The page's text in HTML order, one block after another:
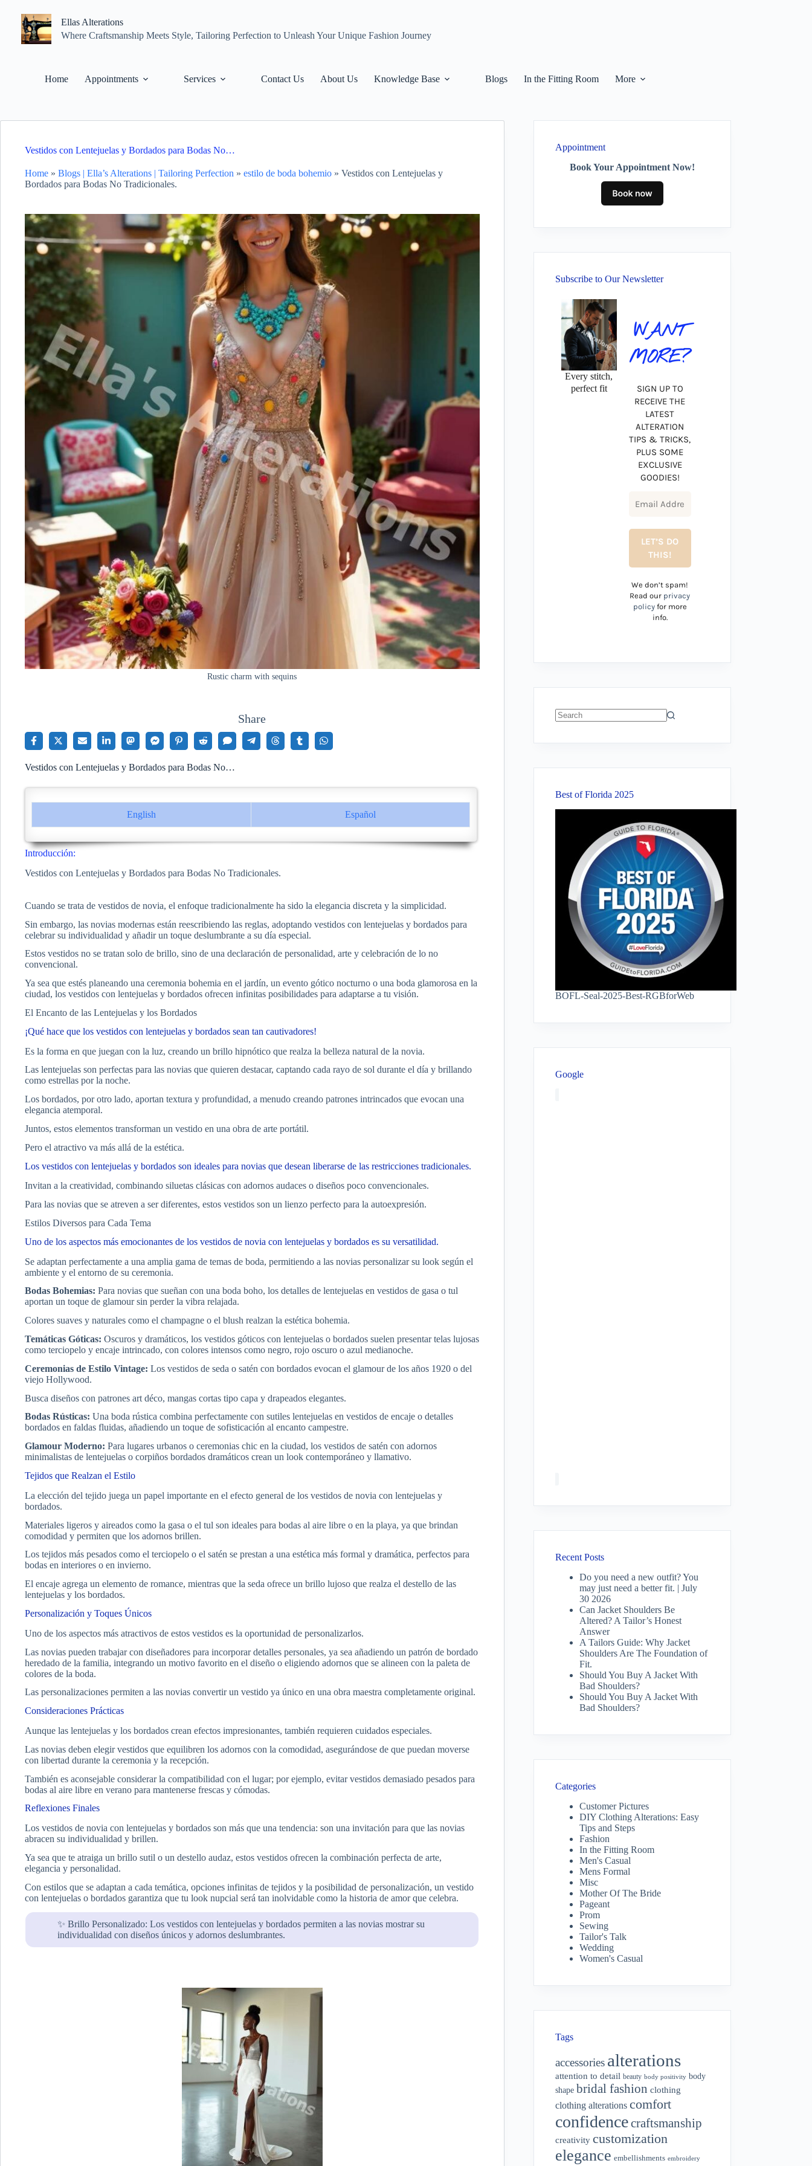
content
Ellas Alterations
Where Craftsmanship Meets Style, Tailoring Perfection to Unleash Your Unique Fashion Journey
Home Appointments Services Contact Us About Us Knowledge Base Blogs In the Fitting Room More
Vestidos con Lentejuelas y Bordados para Bodas No…
Home » Blogs | Ella’s Alterations | Tailoring Perfection » estilo de boda bohemio » Vestidos con Lentejuelas y
Bordados para Bodas No Tradicionales.
Rustic charm with sequins
Share
Vestidos con Lentejuelas y Bordados para Bodas No…
English Español
Introducción:
Vestidos con Lentejuelas y Bordados para Bodas No Tradicionales.
Cuando se trata de vestidos de novia, el enfoque tradicionalmente ha sido la elegancia discreta y la simplicidad.
Sin embargo, las novias modernas están reescribiendo las reglas, adoptando vestidos con lentejuelas y bordados para
celebrar su individualidad y añadir un toque deslumbrante a su día especial.
Estos vestidos no se tratan solo de brillo, sino de una declaración de personalidad, arte y celebración de lo no
convencional.
Ya sea que estés planeando una ceremonia bohemia en el jardín, un evento gótico nocturno o una boda glamorosa en la
ciudad, los vestidos con lentejuelas y bordados ofrecen infinitas posibilidades para adaptarse a tu visión.
El Encanto de las Lentejuelas y los Bordados
¡Qué hace que los vestidos con lentejuelas y bordados sean tan cautivadores!
Es la forma en que juegan con la luz, creando un brillo hipnótico que realza la belleza natural de la novia.
Las lentejuelas son perfectas para las novias que quieren destacar, captando cada rayo de sol durante el día y brillando
como estrellas por la noche.
Los bordados, por otro lado, aportan textura y profundidad, a menudo creando patrones intrincados que evocan una
elegancia atemporal.
Juntos, estos elementos transforman un vestido en una obra de arte portátil.
Pero el atractivo va más allá de la estética.
Los vestidos con lentejuelas y bordados son ideales para novias que desean liberarse de las restricciones tradicionales.
Invitan a la creatividad, combinando siluetas clásicas con adornos audaces o diseños poco convencionales.
Para las novias que se atreven a ser diferentes, estos vestidos son un lienzo perfecto para la autoexpresión.
Estilos Diversos para Cada Tema
Uno de los aspectos más emocionantes de los vestidos de novia con lentejuelas y bordados es su versatilidad.
Se adaptan perfectamente a una amplia gama de temas de boda, permitiendo a las novias personalizar su look según el
ambiente y el entorno de su ceremonia.
Bodas Bohemias: Para novias que sueñan con una boda boho, los detalles de lentejuelas en vestidos de gasa o tul
aportan un toque de glamour sin perder la vibra relajada.
Colores suaves y naturales como el champagne o el blush realzan la estética bohemia.
Temáticas Góticas: Oscuros y dramáticos, los vestidos góticos con lentejuelas o bordados suelen presentar telas lujosas
como terciopelo y encaje intrincado, con colores intensos como negro, rojo oscuro o azul medianoche.
Ceremonias de Estilo Vintage: Los vestidos de seda o satén con bordados evocan el glamour de los años 1920 o del
viejo Hollywood.
Busca diseños con patrones art déco, mangas cortas tipo capa y drapeados elegantes.
Bodas Rústicas: Una boda rústica combina perfectamente con sutiles lentejuelas en vestidos de encaje o detalles
bordados en faldas fluidas, añadiendo un toque de sofisticación al encanto campestre.
Glamour Moderno: Para lugares urbanos o ceremonias chic en la ciudad, los vestidos de satén con adornos
minimalistas de lentejuelas o corpiños bordados dramáticos crean un look contemporáneo y llamativo.
Tejidos que Realzan el Estilo
La elección del tejido juega un papel importante en el efecto general de los vestidos de novia con lentejuelas y
bordados.
Materiales ligeros y aireados como la gasa o el tul son ideales para bodas al aire libre o en la playa, ya que brindan
comodidad y permiten que los adornos brillen.
Los tejidos más pesados como el terciopelo o el satén se prestan a una estética más formal y dramática, perfectos para
bodas en interiores o en invierno.
El encaje agrega un elemento de romance, mientras que la seda ofrece un brillo lujoso que realza el destello de las
lentejuelas y los bordados.
Personalización y Toques Únicos
Uno de los aspectos más atractivos de estos vestidos es la oportunidad de personalizarlos.
Las novias pueden trabajar con diseñadores para incorporar detalles personales, ya sea añadiendo un patrón de bordado
heredado de la familia, integrando un motivo favorito en el diseño o eligiendo adornos que se alineen con la paleta de
colores de la boda.
Las personalizaciones permiten a las novias convertir un vestido ya único en una obra maestra completamente original.
Consideraciones Prácticas
Aunque las lentejuelas y los bordados crean efectos impresionantes, también requieren cuidados especiales.
Las novias deben elegir vestidos que equilibren los adornos con la comodidad, asegurándose de que puedan moverse
con libertad durante la ceremonia y la recepción.
También es aconsejable considerar la compatibilidad con el lugar; por ejemplo, evitar vestidos demasiado pesados para
bodas al aire libre en verano para mantenerse frescas y cómodas.
Reflexiones Finales
Los vestidos de novia con lentejuelas y bordados son más que una tendencia: son una invitación para que las novias
abracen su individualidad y brillen.
Ya sea que te atraiga un brillo sutil o un destello audaz, estos vestidos ofrecen la combinación perfecta de arte,
elegancia y personalidad.
Con estilos que se adaptan a cada temática, opciones infinitas de tejidos y la posibilidad de personalización, un vestido
con lentejuelas o bordados garantiza que tu look nupcial será tan inolvidable como la historia de amor que celebra.
✨ Brillo Personalizado: Los vestidos con lentejuelas y bordados permiten a las novias mostrar su
individualidad con diseños únicos y adornos deslumbrantes.
Appointment
Book Your Appointment Now!
Subscribe to Our Newsletter
Every stitch,
perfect fit
WANT
MORE?
SIGN UP TO
RECEIVE THE
LATEST
ALTERATION
TIPS & TRICKS,
PLUS SOME
EXCLUSIVE
GOODIES!
We don’t spam!
Read our privacy
policyfor more
info.
Best of Florida 2025
BOFL-Seal-2025-Best-RGBforWeb
Google
Recent Posts
Do you need a new outfit? You
may just need a better fit. | July
30 2026
Can Jacket Shoulders Be
Altered? A Tailor’s Honest
Answer
A Tailors Guide: Why Jacket
Shoulders Are The Foundation of
Fit.
Should You Buy A Jacket With
Bad Shoulders?
Should You Buy A Jacket With
Bad Shoulders?
Categories
Customer Pictures
DIY Clothing Alterations: Easy
Tips and Steps
Fashion
In the Fitting Room
Men's Casual
Mens Formal
Misc
Mother Of The Bride
Pageant
Prom
Sewing
Tailor's Talk
Wedding
Women's Casual
Tags
accessories alterations
attention to detail beauty body positivity body
shape bridal fashion clothing
clothing alterations comfort
confidencecraftsmanship
creativity customization
elegance embellishments embroidery